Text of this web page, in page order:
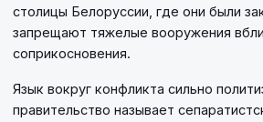
столицы Белоруссии, где они были
запрещают тяжелые вооружения
соприкосновения.
Язык вокруг конфликта сильно
правительство называет